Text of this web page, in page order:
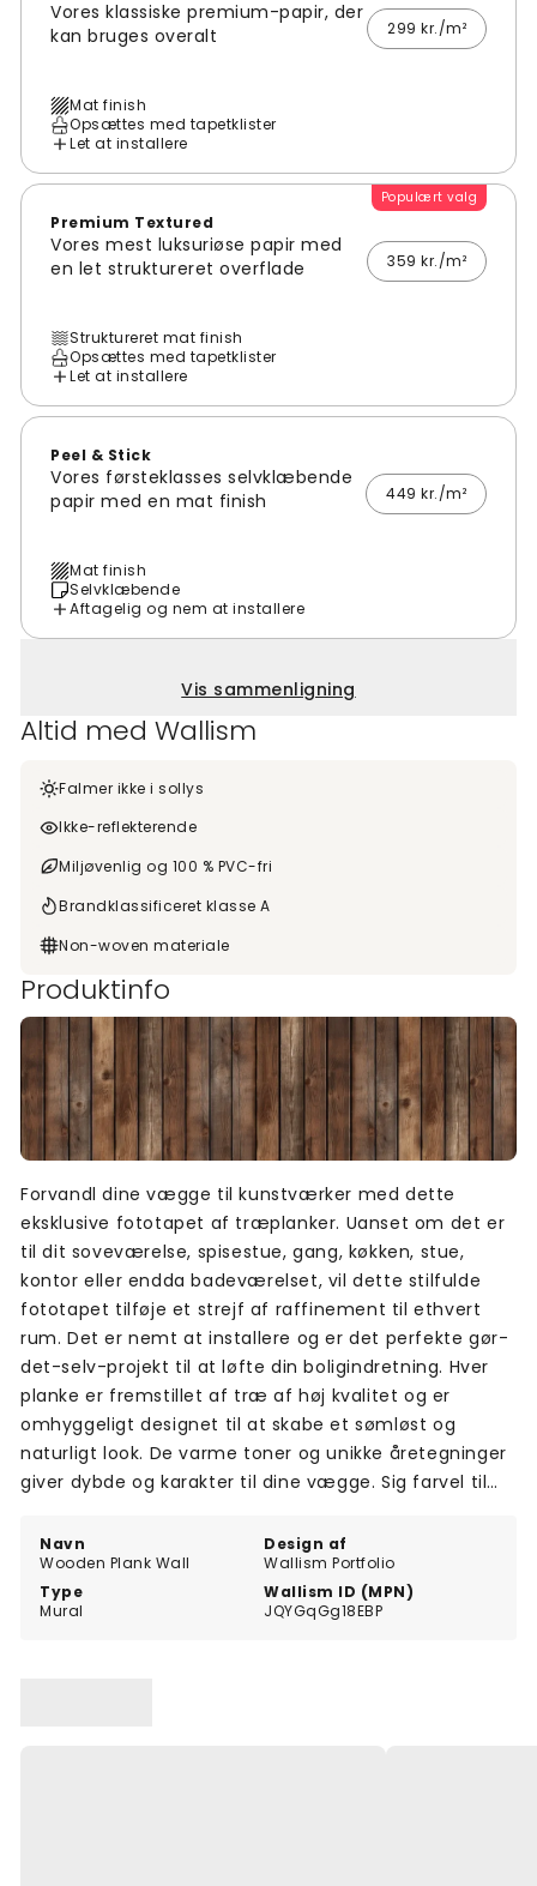
Vores klassiske premium-papir, der
kan bruges overalt
299 kr./m²
Mat finish
Opsættes med tapetklister
Let at installere
Populært valg
Premium Textured
Vores mest luksuriøse papir med
en let struktureret overflade
359 kr./m²
Struktureret mat finish
Opsættes med tapetklister
Let at installere
Peel & Stick
Vores førsteklasses selvklæbende
papir med en mat finish
449 kr./m²
Mat finish
Selvklæbende
Aftagelig og nem at installere
Vis sammenligning
Altid med Wallism
Falmer ikke i sollys
Ikke-reflekterende
Miljøvenlig og 100 % PVC-fri
Brandklassificeret klasse A
Non-woven materiale
Produktinfo
Navn
Wooden Plank Wall
Design af
Wallism Portfolio
Type
Mural
Wallism ID (MPN)
JQYGqGg18EBP
Forvandl dine vægge til kunstværker med dette
eksklusive fototapet af træplanker. Uanset om det er
til dit soveværelse, spisestue, gang, køkken, stue,
kontor eller endda badeværelset, vil dette stilfulde
fototapet tilføje et strejf af raffinement til ethvert
rum. Det er nemt at installere og er det perfekte gør-
det-selv-projekt til at løfte din boligindretning. Hver
planke er fremstillet af træ af høj kvalitet og er
omhyggeligt designet til at skabe et sømløst og
naturligt look. De varme toner og unikke åretegninger
giver dybde og karakter til dine vægge. Sig farvel til
fokuspunkt, der vil imponere gæster og få dig til at
smile, hver gang du går ind i rummet.